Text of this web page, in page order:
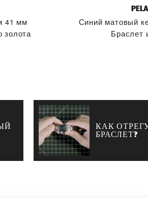
41 мм
золота
Синий матовый
Браслет
КАК
БРАСЛЕТ?